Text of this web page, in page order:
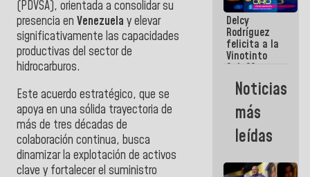
(PDVSA), orientada a consolidar su
presencia en Venezuela y elevar
significativamente las capacidades
productivas del sector de
hidrocarburos.
Este acuerdo estratégico, que se
apoya en una sólida trayectoria de
más de tres décadas de
colaboración continua, busca
dinamizar la explotación de activos
clave y fortalecer el suministro
en el
Aeropuerto
Internacional
de
Maiquetía
Delcy
Rodríguez
felicita a la
Vinotinto
Sub 20
campeona
frente
México Sub
23 en los
Centroamericanos
Noticias
más
leídas